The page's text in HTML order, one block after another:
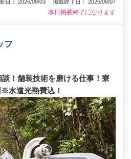
日： 2026/08/03 掲載終了日： 2026/08/07
本日掲載終了になります
フ
！舗装技術を磨ける仕事！寮
水道光熱費込！